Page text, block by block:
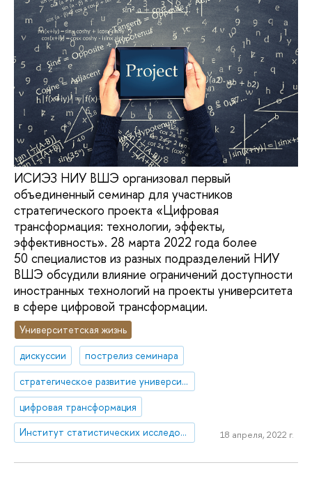
ИСИЭЗ НИУ ВШЭ организовал первый
объединенный семинар для участников
стратегического проекта «Цифровая
трансформация: технологии, эффекты,
эффективность». 28 марта 2022 года более
50 специалистов из разных подразделений НИУ
ВШЭ обсудили влияние ограничений доступности
иностранных технологий на проекты университета
в сфере цифровой трансформации.
Университетская жизнь
дискуссии
пострелиз семинара
стратегическое развитие университетов
цифровая трансформация
Институт статистических исследований и экономики знаний
18 апреля, 2022 г.